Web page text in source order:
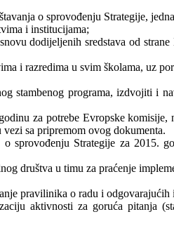
o sprovođenju Strategije,
i institucijama;
dodijeljenih sredstava od
i razredima u svim školama, uz
stambenog programa, izdvojiti i
za potrebe Evropske
sa pripremom ovog dokumenta.
Strategije za 2015.
društva u timu za praćenje
pravilinika o radu i odgovarajućih
aktivnosti za goruća pitanja